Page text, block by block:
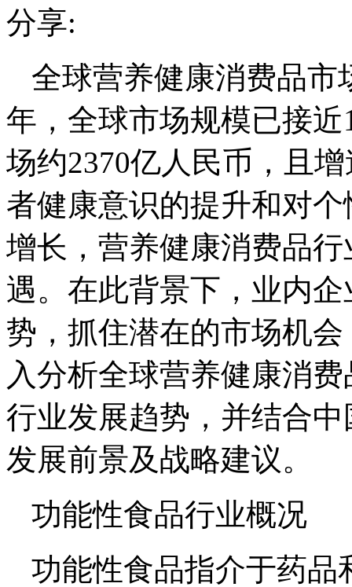
分享:
全球营养健康消费品市
年，全球市场规模已接
场约2370亿人民币，且
者健康意识的提升和对
增长，营养健康消费品
遇。在此背景下，业内
势，抓住潜在的市场机
入分析全球营养健康消
行业发展趋势，并结合
发展前景及战略建议。
功能性食品行业概况
功能性食品指介于药品